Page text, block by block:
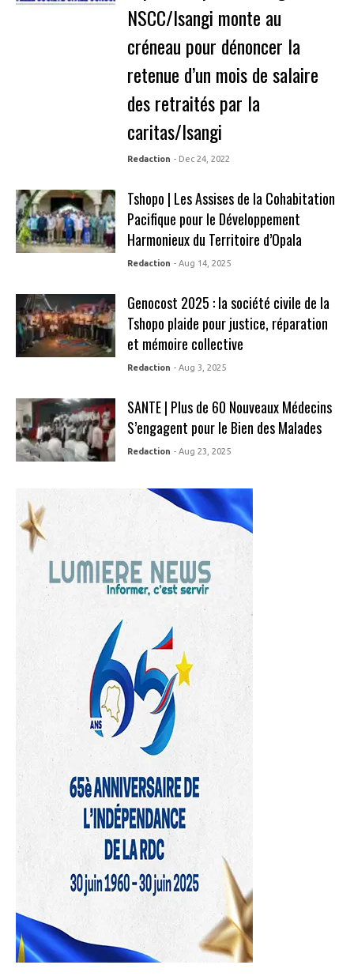
NSCC/Isangi monte au
créneau pour dénoncer la
retenue d’un mois de salaire
des retraités par la
caritas/Isangi
Redaction - Dec 24, 2022
Tshopo | Les Assises de la Cohabitation
Pacifique pour le Développement
Harmonieux du Territoire d’Opala
Redaction - Aug 14, 2025
Genocost 2025 : la société civile de la
Tshopo plaide pour justice, réparation
et mémoire collective
Redaction - Aug 3, 2025
SANTE | Plus de 60 Nouveaux Médecins
S’engagent pour le Bien des Malades
Redaction - Aug 23, 2025